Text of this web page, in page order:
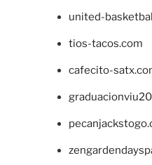
united-
tios-tacos.com
cafecito-